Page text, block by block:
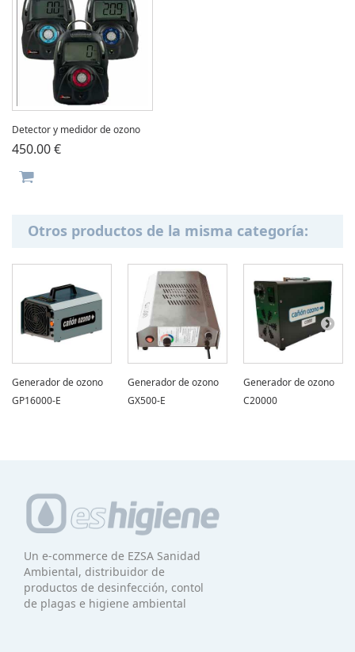
Detector y medidor de ozono
450.00 €
otros productos de la misma categoría:
Generador de ozono
GP16000-E
Generador de ozono
GX500-E
Generador de ozono
C20000
Un e-commerce de EZSA Sanidad
Ambiental, distribuidor de
productos de desinfección, contol
de plagas e higiene ambiental